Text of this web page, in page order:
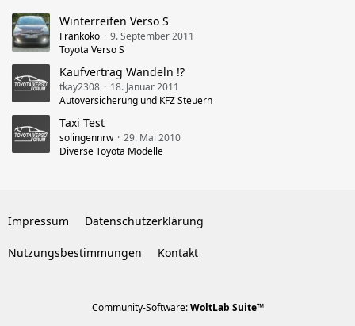
Winterreifen Verso S
Frankoko
9. September 2011
Toyota Verso S
Kaufvertrag Wandeln !?
tkay2308
18. Januar 2011
Autoversicherung und KFZ Steuern
Taxi Test
solingennrw
29. Mai 2010
Diverse Toyota Modelle
Impressum Datenschutzerklärung
Nutzungsbestimmungen Kontakt
Community-Software:WoltLab Suite™